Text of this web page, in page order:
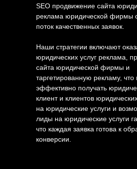
SEO продвижение сайта
реклама юридической фирмы
поток качественных заявок.
Наши стратегии включают
юридических услуг реклама,
сайта юридической фирмы и
таргетированную рекламу, что
эффективно получать
клиент и клиентов
на юридические услуги и
лиды на юридические услуги
что каждая заявка готова к
конверсии.